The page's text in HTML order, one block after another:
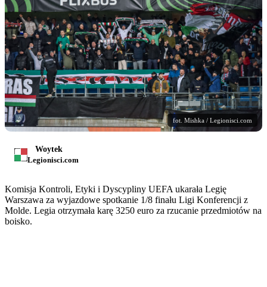
fot. Mishka / Legionisci.com
Woytek
Legionisci.com
Komisja Kontroli, Etyki i Dyscypliny UEFA ukarała Legię
Warszawa za wyjazdowe spotkanie 1/8 finału Ligi Konferencji z
Molde. Legia otrzymała karę 3250 euro za rzucanie przedmiotów na
boisko.